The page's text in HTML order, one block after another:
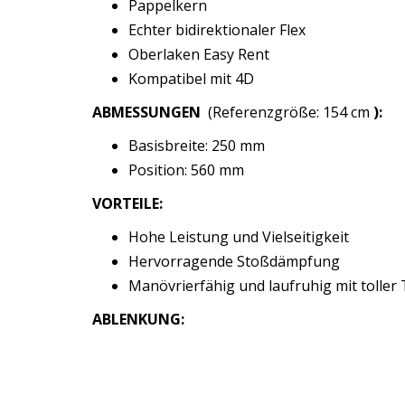
Pappelkern
Echter bidirektionaler Flex
Oberlaken Easy Rent
Kompatibel mit 4D
ABMESSUNGEN (Referenzgröße: 154 cm ):
Basisbreite: 250 mm
Position: 560 mm
VORTEILE:
Hohe Leistung und Vielseitigkeit
Hervorragende Stoßdämpfung
Manövrierfähig und laufruhig mit toller
ABLENKUNG: